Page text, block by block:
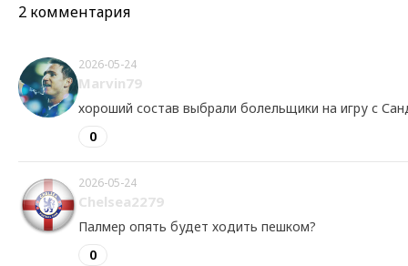
2 комментария
2026-05-24
Marvin79
хороший состав выбрали болельщики на игру с
0
2026-05-24
Chelsea2279
Палмер опять будет ходить пешком?
0